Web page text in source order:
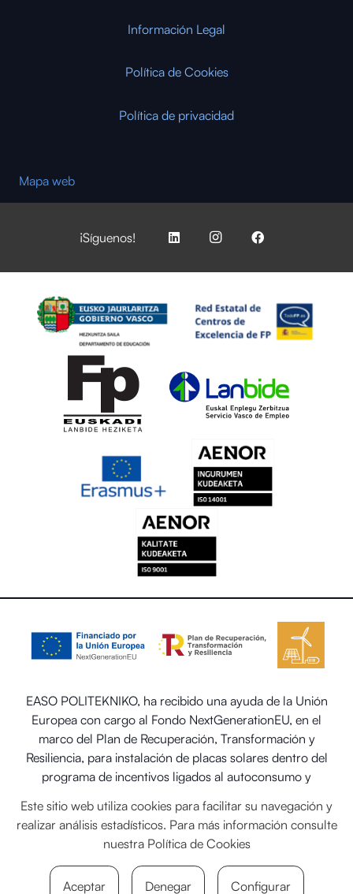
Información Legal
Política de Cookies
Política de privacidad
Mapa web
¡Síguenos!
EASO POLITEKNIKO, ha recibido una ayuda de la Unión
Europea con cargo al Fondo NextGenerationEU, en el
marco del Plan de Recuperación, Transformación y
Resiliencia, para instalación de placas solares dentro del
programa de incentivos ligados al autoconsumo y
como la implantación de sistemas térmicos renovables en
el sector residencial del Ministerio para la Transición
Ecológica y el Reto Demográfico.
Este sitio web utiliza cookies para facilitar su navegación y
realizar análisis estadísticos. Para más información consulte
nuestra Política de Cookies
Aceptar Denegar Configurar